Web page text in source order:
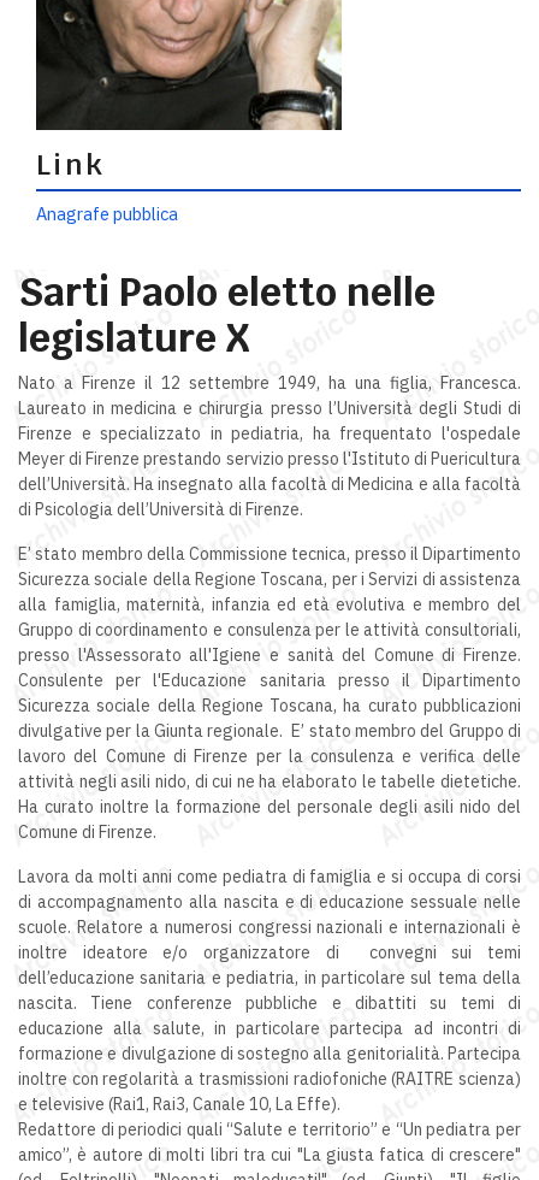
Link
Anagrafe pubblica
Sarti Paolo eletto nelle
legislature X
Nato a Firenze il 12 settembre 1949, ha una figlia, Francesca.
Laureato in medicina e chirurgia presso l’Università degli Studi di
Firenze e specializzato in pediatria, ha frequentato l'ospedale
Meyer di Firenze prestando servizio presso l'Istituto di Puericultura
dell’Università. Ha insegnato alla facoltà di Medicina e alla facoltà
di Psicologia dell’Università di Firenze.
E’ stato membro della Commissione tecnica, presso il Dipartimento
Sicurezza sociale della Regione Toscana, per i Servizi di assistenza
alla famiglia, maternità, infanzia ed età evolutiva e membro del
Gruppo di coordinamento e consulenza per le attività consultoriali,
presso l'Assessorato all'Igiene e sanità del Comune di Firenze.
Consulente per l'Educazione sanitaria presso il Dipartimento
Sicurezza sociale della Regione Toscana, ha curato pubblicazioni
divulgative per la Giunta regionale. E’ stato membro del Gruppo di
lavoro del Comune di Firenze per la consulenza e verifica delle
attività negli asili nido, di cui ne ha elaborato le tabelle dietetiche.
Ha curato inoltre la formazione del personale degli asili nido del
Comune di Firenze.
Lavora da molti anni come pediatra di famiglia e si occupa di corsi
di accompagnamento alla nascita e di educazione sessuale nelle
scuole. Relatore a numerosi congressi nazionali e internazionali è
inoltre ideatore e/o organizzatore di convegni sui temi
dell’educazione sanitaria e pediatria, in particolare sul tema della
nascita. Tiene conferenze pubbliche e dibattiti su temi di
educazione alla salute, in particolare partecipa ad incontri di
formazione e divulgazione di sostegno alla genitorialità. Partecipa
inoltre con regolarità a trasmissioni radiofoniche (RAITRE scienza)
e televisive (Rai1, Rai3, Canale 10, La Effe).
Redattore di periodici quali “Salute e territorio” e “Un pediatra per
amico”, è autore di molti libri tra cui "La giusta fatica di crescere"